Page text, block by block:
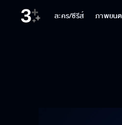
ละคร/ซีรีส์ ภาพยน